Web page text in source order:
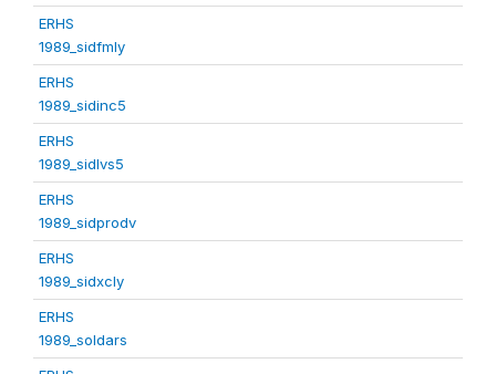
ERHS
1989_sidfmly
ERHS
1989_sidinc5
ERHS
1989_sidlvs5
ERHS
1989_sidprodv
ERHS
1989_sidxcly
ERHS
1989_soldars